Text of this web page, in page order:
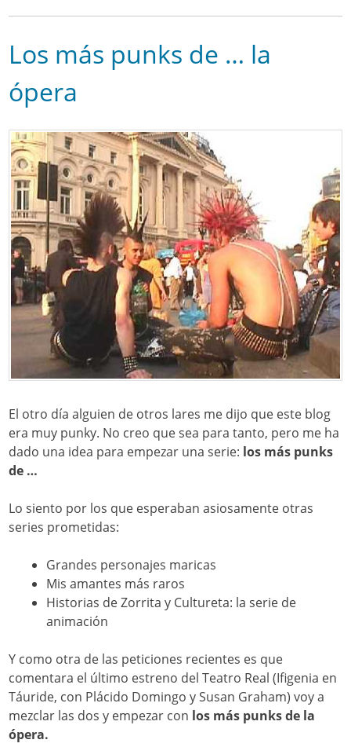
Los más punks de … la
ópera
El otro día alguien de otros lares me dijo que este blog
era muy punky. No creo que sea para tanto, pero me ha
dado una idea para empezar una serie: los más punks
de …
Lo siento por los que esperaban asiosamente otras
series prometidas:
Grandes personajes maricas
Mis amantes más raros
Historias de Zorrita y Cultureta: la serie de
animación
Y como otra de las peticiones recientes es que
comentara el último estreno del Teatro Real (Ifigenia en
Táuride, con Plácido Domingo y Susan Graham) voy a
mezclar las dos y empezar con los más punks de la
ópera.